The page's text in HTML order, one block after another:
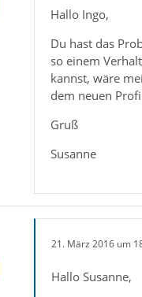
Hallo Ingo,
Du hast das
so einem
kannst, wäre
dem neuen
Gruß
Susanne
21. März 2016 um
Hallo Susanne,